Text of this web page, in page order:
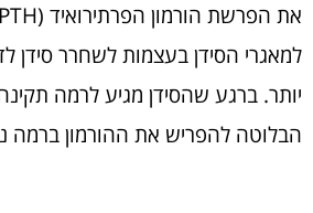
למאגרי הסידן בעצמות לשחרר סידן
יותר. ברגע שהסידן מגיע לרמה
הבלוטה להפריש את ההורמון ברמה